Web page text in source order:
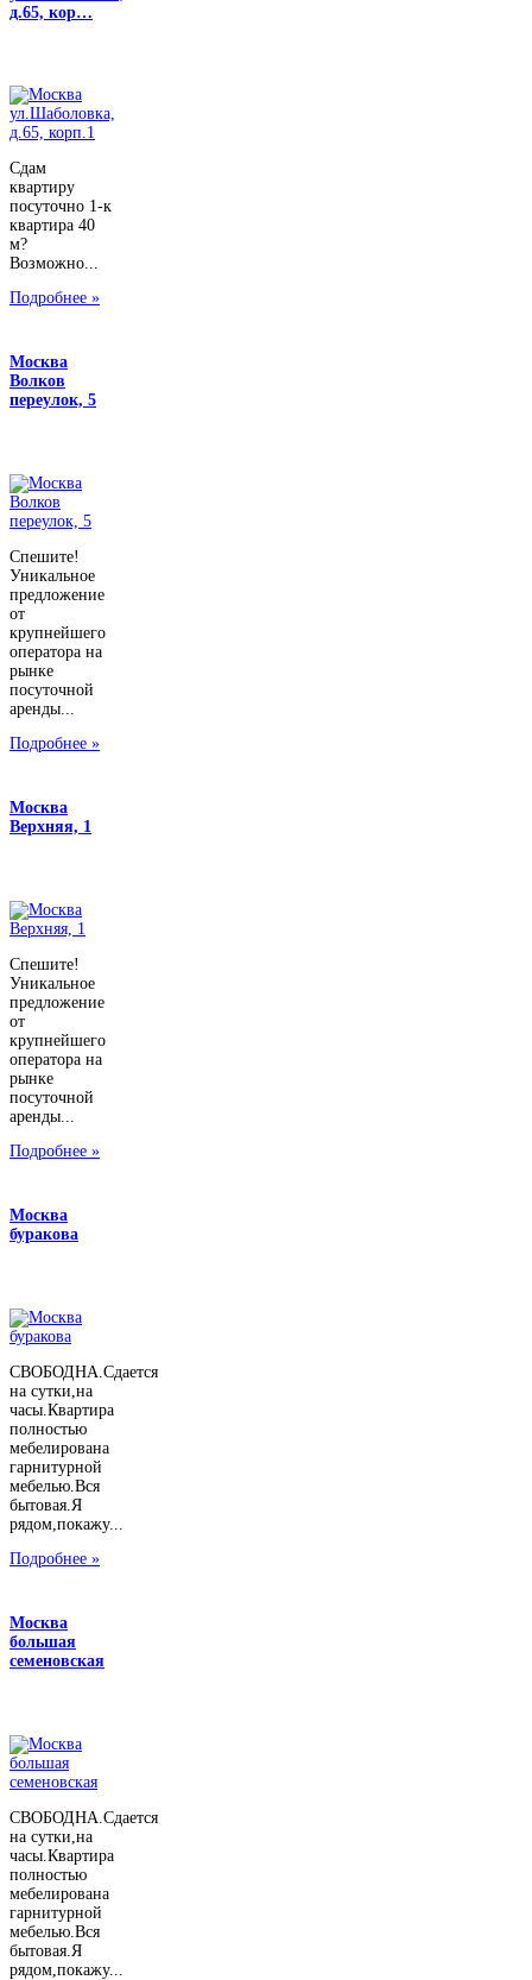
д.65, кор…
Сдам
квартиру
посуточно 1-к
квартира 40
м?
Возможно...
Подробнее »
Москва
Волков
переулок, 5
Спешите!
Уникальное
предложение
от
крупнейшего
оператора на
рынке
посуточной
аренды...
Подробнее »
Москва
Верхняя, 1
Спешите!
Уникальное
предложение
от
крупнейшего
оператора на
рынке
посуточной
аренды...
Подробнее »
Москва
буракова
СВОБОДНА.Сдается
на сутки,на
часы.Квартира
полностью
мебелирована
гарнитурной
мебелью.Вся
бытовая.Я
рядом,покажу...
Подробнее »
Москва
большая
семеновская
СВОБОДНА.Сдается
на сутки,на
часы.Квартира
полностью
мебелирована
гарнитурной
мебелью.Вся
бытовая.Я
рядом,покажу...